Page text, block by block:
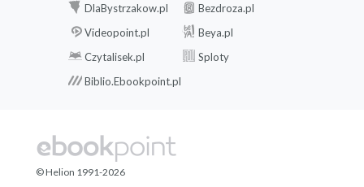
DlaBystrzakow.pl
Bezdroza.pl
Videopoint.pl
Beya.pl
Czytalisek.pl
Sploty
Biblio.Ebookpoint.pl
© Helion 1991-2026